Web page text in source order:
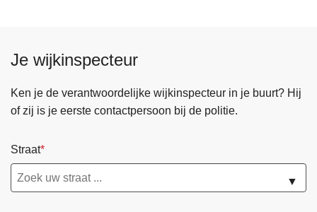
Je wijkinspecteur
Ken je de verantwoordelijke wijkinspecteur in je buurt? Hij
of zij is je eerste contactpersoon bij de politie.
Straat
▼